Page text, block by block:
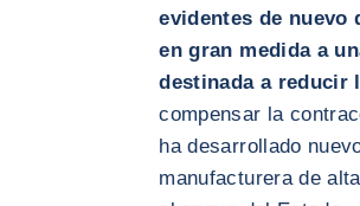
evidentes de nuevo
en gran medida a
destinada a reducir
compensar la
ha desarrollado
manufacturera de